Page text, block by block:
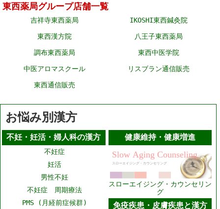
東西薬局グループ店舗一覧
吉祥寺東西薬局 IKOSHI東西鍼灸院
東西漢方院 八王子東西薬局
調布東西薬局 東西中医学院
中医アロマスクール リスブラン通信販売
東西通信販売
お悩み別漢方
不妊・妊活・婦人科の漢方
不妊症
妊活
男性不妊
不妊症 周期療法
PMS (月経前症候群)
健康維持・健康増進
スローエイジング・カウンセリン
グ
免疫疾患・皮膚疾患と漢方